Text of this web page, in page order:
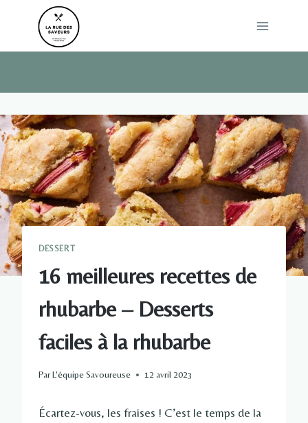
DESSERT
16 meilleures recettes de
rhubarbe – Desserts
faciles à la rhubarbe
ParL'équipe Savoureuse 12 avril 2023
Écartez-vous, les fraises ! C’est le temps de la